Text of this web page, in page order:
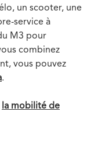
un scooter, une
service à
M3 pour
combinez
vous pouvez
.
la mobilité de